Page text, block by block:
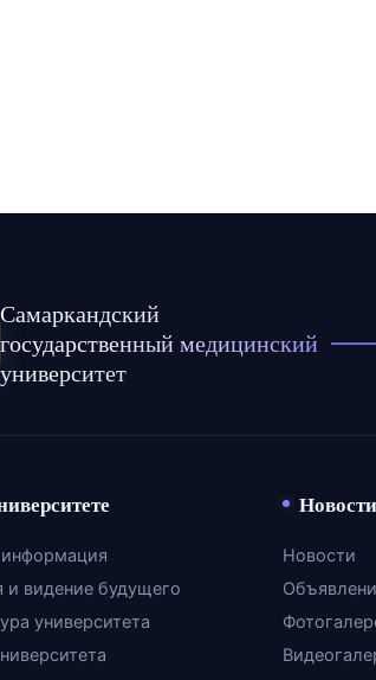
Самаркандский
государственный медицинский
университет
и видение будущего
университета
Новости